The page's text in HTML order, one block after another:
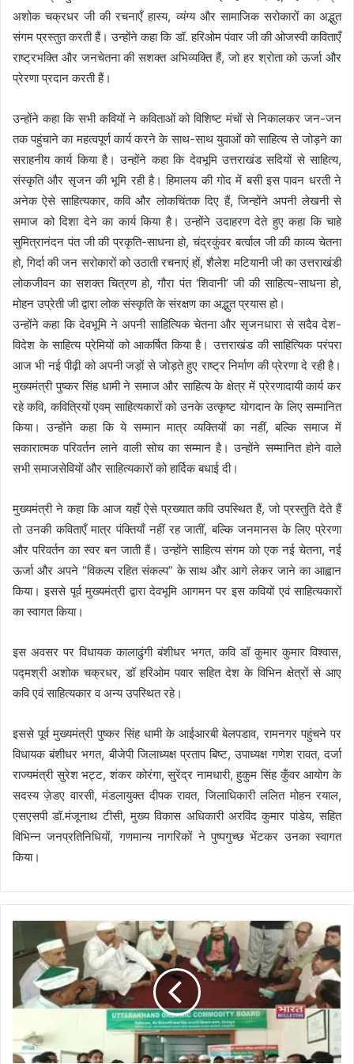
अशोक चक्रधर जी की रचनाएँ हास्य, व्यंग्य और सामाजिक सरोकारों का अद्भुत
संगम प्रस्तुत करती हैं। उन्होंने कहा कि डॉ. हरिओम पंवार जी की ओजस्वी कविताएँ
राष्ट्रभक्ति और जनचेतना की सशक्त अभिव्यक्ति हैं, जो हर श्रोता को ऊर्जा और
प्रेरणा प्रदान करती हैं।
उन्होंने कहा कि सभी कवियों ने कविताओं को विशिष्ट मंचों से निकालकर जन-जन
तक पहुंचाने का महत्वपूर्ण कार्य करने के साथ-साथ युवाओं को साहित्य से जोड़ने का
सराहनीय कार्य किया है। उन्होंने कहा कि देवभूमि उत्तराखंड सदियों से साहित्य,
संस्कृति और सृजन की भूमि रही है। हिमालय की गोद में बसी इस पावन धरती ने
अनेक ऐसे साहित्यकार, कवि और लोकचिंतक दिए हैं, जिन्होंने अपनी लेखनी से
समाज को दिशा देने का कार्य किया है। उन्होंने उदाहरण देते हुए कहा कि चाहे
सुमित्रानंदन पंत जी की प्रकृति-साधना हो, चंद्रकुंवर बर्त्वाल जी की काव्य चेतना
हो, गिर्दा की जन सरोकारों को उठाती रचनाएं हों, शैलेश मटियानी जी का उत्तराखंडी
लोकजीवन का सशक्त चित्रण हो, गौरा पंत ‘शिवानी’ जी की साहित्य-साधना हो,
मोहन उप्रेती जी द्वारा लोक संस्कृति के संरक्षण का अद्भुत प्रयास हो।
उन्होंने कहा कि देवभूमि ने अपनी साहित्यिक चेतना और सृजनधारा से सदैव देश-
विदेश के साहित्य प्रेमियों को आकर्षित किया है। उत्तराखंड की साहित्यिक परंपरा
आज भी नई पीढ़ी को अपनी जड़ों से जोड़ते हुए राष्ट्र निर्माण की प्रेरणा दे रही है।
मुख्यमंत्री पुष्कर सिंह धामी ने समाज और साहित्य के क्षेत्र में प्रेरणादायी कार्य कर
रहे कवि, कवित्रियों एवम् साहित्यकारों को उनके उत्कृष्ट योगदान के लिए सम्मानित
किया। उन्होंने कहा कि ये सम्मान मात्र व्यक्तियों का नहीं, बल्कि समाज में
सकारात्मक परिवर्तन लाने वाली सोच का सम्मान है। उन्होंने सम्मानित होने वाले
सभी समाजसेवियों और साहित्यकारों को हार्दिक बधाई दी।
मुख्यमंत्री ने कहा कि आज यहॉं ऐसे प्रख्यात कवि उपस्थित हैं, जो प्रस्तुति देते हैं
तो उनकी कविताएँ मात्र पंक्तियाँ नहीं रह जातीं, बल्कि जनमानस के लिए प्रेरणा
और परिवर्तन का स्वर बन जाती हैं। उन्होंने साहित्य संगम को एक नई चेतना, नई
ऊर्जा और अपने “विकल्प रहित संकल्प” के साथ और आगे लेकर जाने का आह्वान
किया। इससे पूर्व मुख्यमंत्री द्वारा देवभूमि आगमन पर इस कवियों एवं साहित्यकारों
का स्वागत किया।
इस अवसर पर विधायक कालाढुंगी बंशीधर भगत, कवि डॉ कुमार कुमार विश्वास,
पद्मश्री अशोक चक्रधर, डॉ हरिओम पवार सहित देश के विभिन क्षेत्रों से आए
कवि एवं साहित्यकार व अन्य उपस्थित रहे।
इससे पूर्व मुख्यमंत्री पुष्कर सिंह धामी के आईआरबी बेलपडाव, रामनगर पहुंचने पर
विधायक बंशीधर भगत, बीजेपी जिलाध्यक्ष प्रताप बिष्ट, उपाध्यक्ष गणेश रावत, दर्जा
राज्यमंत्री सुरेश भट्ट, शंकर कोरंगा, सुरेंद्र नामधारी, हुकुम सिंह कुँवर आयोग के
सदस्य ज़ेडए वारसी, मंडलायुक्त दीपक रावत, जिलाधिकारी ललित मोहन रयाल,
एसएसपी डॉ.मंजूनाथ टीसी, मुख्य विकास अधिकारी अरविंद कुमार पांडेय, सहित
विभिन्न जनप्रतिनिधियों, गणमान्य नागरिकों ने पुष्पगुच्छ भेंटकर उनका स्वागत
किया।